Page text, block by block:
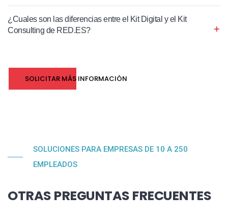
¿Cuales son las diferencias entre el Kit Digital y el Kit
Consulting de RED.ES?
SOLICITAR MÁS INFORMACIÓN
SOLUCIONES PARA EMPRESAS DE 10 A 250
EMPLEADOS
OTRAS PREGUNTAS FRECUENTES